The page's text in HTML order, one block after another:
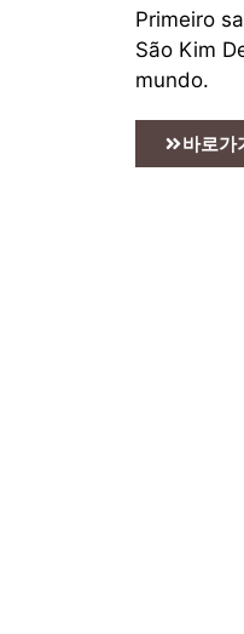
Primeiro
São Kim
mundo.
바로가